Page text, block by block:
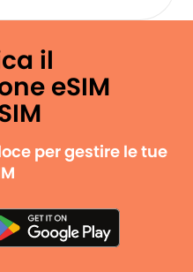
il
eSIM
per gestire le tue